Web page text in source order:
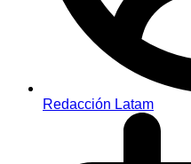
Redacción Latam